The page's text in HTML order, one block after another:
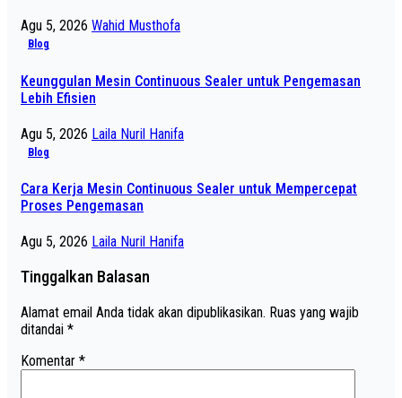
Agu 5, 2026 Wahid Musthofa
Blog
Keunggulan Mesin Continuous Sealer untuk Pengemasan
Lebih Efisien
Agu 5, 2026 Laila Nuril Hanifa
Blog
Cara Kerja Mesin Continuous Sealer untuk Mempercepat
Proses Pengemasan
Agu 5, 2026 Laila Nuril Hanifa
Tinggalkan Balasan
Alamat email Anda tidak akan dipublikasikan. Ruas yang wajib
ditandai *
Komentar *